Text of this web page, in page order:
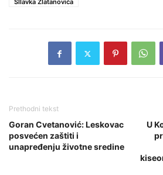
Sllavka Zlatanovića
Prethodni tekst
Goran Cvetanović: Leskovac
posvećen zaštiti i
unapređenju životne sredine
U